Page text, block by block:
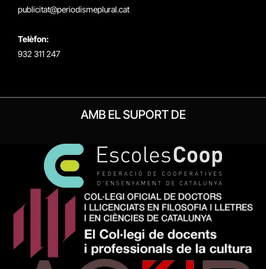
publicitat@periodismeplural.cat
Telèfon:
932 311 247
AMB EL SUPORT DE